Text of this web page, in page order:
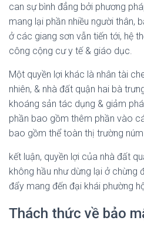
can sự bình đẳng bởi phương
mang lại phần nhiều người thân,
ở các giang sơn vẫn tiến tới, hệ
công cộng cư y tế & giáo dục.
Một quyền lợi khác là nhân tài
nhiên, & nhà đất quận hai bà
khoáng sản tác dụng & giảm
phần bao gồm thêm phần vào
bao gồm thể toàn thị trường
kết luận, quyền lợi của nhà đất
không hầu như dừng lại ở chừng
đẩy mang đến đại khái phường
Thách thức về bảo